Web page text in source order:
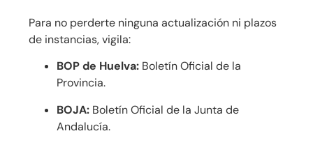
Para no perderte ninguna actualización ni plazos
de instancias, vigila:
BOP de Huelva: Boletín Oficial de la
Provincia.
BOJA: Boletín Oficial de la Junta de
Andalucía.